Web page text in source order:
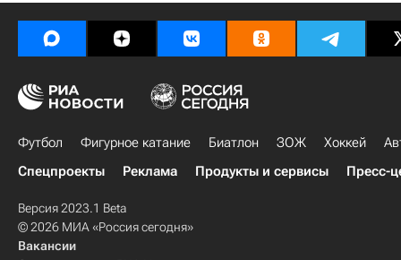
Футбол Фигурное катание Биатлон ЗОЖ Хоккей
Спецпроекты
Реклама Продукты и сервисы Пресс-
Версия 2023.1 Beta
© 2026 МИА «Россия сегодня»
Вакансии